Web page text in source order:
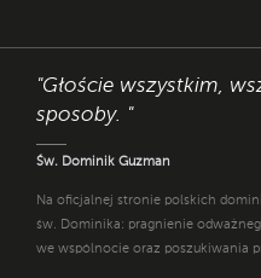
"Głoście wszystkim,
sposoby. "
Św. Dominik Guzman
Na oficjalnej stronie polskich
św. Dominika: pragnienie
we wspólnocie oraz poszukiwania